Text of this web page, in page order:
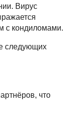
Вирус
с кондиломами.
следующих
что